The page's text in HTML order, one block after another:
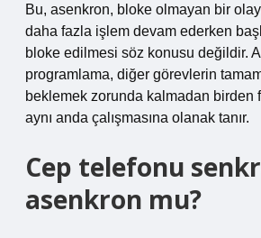
Bu, asenkron, bloke olmayan bir
daha fazla işlem devam ederken
bloke edilmesi söz konusu değildir.
programlama, diğer görevlerin
beklemek zorunda kalmadan birden
aynı anda çalışmasına olanak tanır.
Cep telefonu
asenkron mu?